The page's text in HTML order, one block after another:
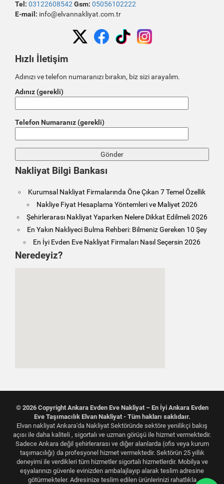
Tel: 03122608542 Gsm: 05056102222
E-mail: info@elvannakliyat.com.tr
Hızlı İletişim
Adınızı ve telefon numaranızı bırakın, biz sizi arayalım.
Adınız (gerekli)
Telefon Numaranız (gerekli)
Nakliyat Bilgi Bankası
Kurumsal Nakliyat Firmalarında Öne Çıkan 7 Temel Özellik
Nakliye Fiyat Hesaplama Yöntemleri ve Maliyet 2026
Şehirlerarası Nakliyat Yaparken Nelere Dikkat Edilmeli 2026
En Yakın Nakliyeci Bulma Rehberi: Bilmeniz Gereken 10 Şey
En İyi Evden Eve Nakliyat Firmaları Nasıl Seçersin 2026
Neredeyiz?
© 2026 Copyright Ankara Evden Eve Nakliyat – En İyi Ankara Evden
Eve Taşımacılık Elvan Nakliyat - Tüm hakları saklıdaır.
Elvan nakliyat Ankara'da Nakliyat Sektöründe sektöre yenilikçi bakış
açısı ile daha kaliteli , sigortalı ve uzman görüşü ile hizmet vermektedir.
Sadece Ankara değil şehirlerarası ve diğer alanlarda (ofis veya kurum
taşımacılığı) da profesyonel hizmet vermektedir. Sektörün 25 yıllık
deneyimi ile verdikleri tüm hizmetler sigortalı hizmetlerdir. Mobilya ve
eşyalarınızı güvenle evinizden ambalajlayıp alarak teslim adresine
götürmekteler. Adresinize teslim edilen ürünlerinizi rahatlıkla